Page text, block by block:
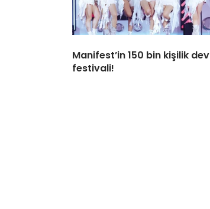
Manifest’in 150 bin kişilik dev
festivali!